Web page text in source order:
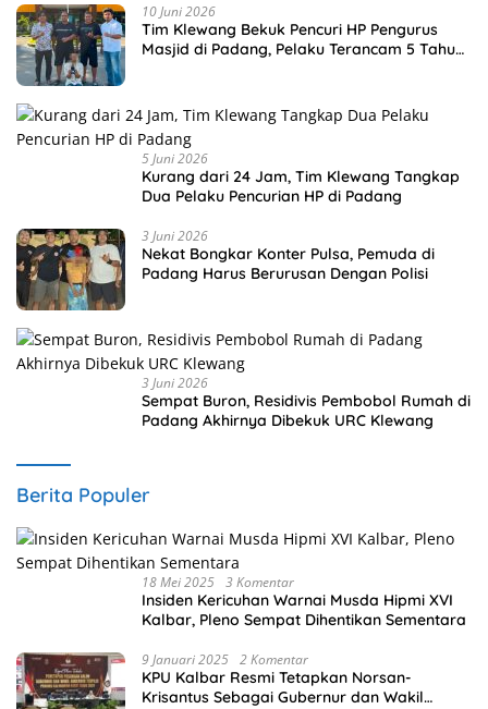
10 Juni 2026
Tim Klewang Bekuk Pencuri HP Pengurus
Masjid di Padang, Pelaku Terancam 5 Tahun
5 Juni 2026
Kurang dari 24 Jam, Tim Klewang Tangkap
Dua Pelaku Pencurian HP di Padang
3 Juni 2026
Nekat Bongkar Konter Pulsa, Pemuda di
Padang Harus Berurusan Dengan Polisi
3 Juni 2026
Sempat Buron, Residivis Pembobol Rumah di
Padang Akhirnya Dibekuk URC Klewang
Berita Populer
18 Mei 2025 3 Komentar
Insiden Kericuhan Warnai Musda Hipmi XVI
Kalbar, Pleno Sempat Dihentikan Sementara
9 Januari 2025 2 Komentar
KPU Kalbar Resmi Tetapkan Norsan-
Krisantus Sebagai Gubernur dan Wakil